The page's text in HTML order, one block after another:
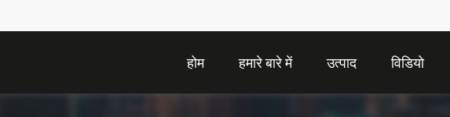
होम हमारे बारे में उत्पाद विडियो